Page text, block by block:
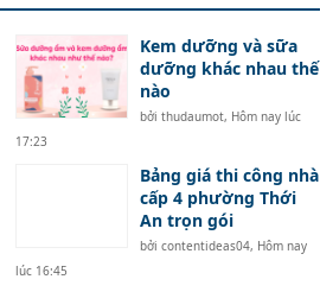
Kem dưỡng và sữa
dưỡng khác nhau thế
nào
bởi thudaumot, Hôm nay lúc
17:23
Bảng giá thi công nhà
cấp 4 phường Thới
An trọn gói
bởi contentideas04, Hôm nay
lúc 16:45